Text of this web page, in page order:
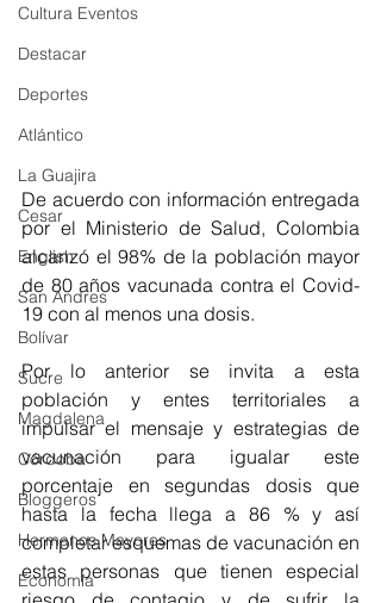
Cultura Eventos
Destacar
Deportes
Atlántico
La Guajira
Cesar
English
San Andres
Bolívar
Sucre
Magdalena
Córdoba
Bloggeros
Hermanos Mayores
Economía
De acuerdo con información entregada
por el Ministerio de Salud, Colombia
alcanzó el 98% de la población mayor
de 80 años vacunada contra el Covid-
19 con al menos una dosis.
Por lo anterior se invita a esta
población y entes territoriales a
impulsar el mensaje y estrategias de
vacunación para igualar este
porcentaje en segundas dosis que
hasta la fecha llega a 86 % y así
completar esquemas de vacunación en
estas personas que tienen especial